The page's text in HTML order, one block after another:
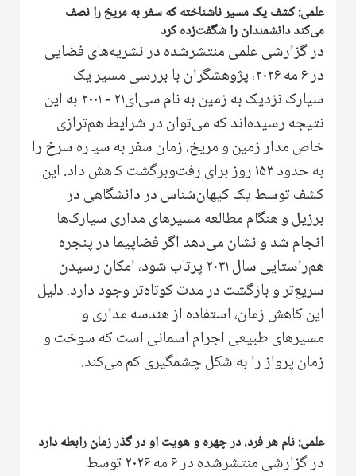
علمی: کشف یک مسیر ناشناخته که سفر به مریخ را نصف
می‌کند دانشمندان را شگفت‌زده کرد
در گزارشی علمی منتشرشده در نشریه‌های فضایی
در ۶ مه ۲۰۲۶، پژوهشگران با بررسی مسیر یک
سیارک نزدیک به زمین به نام سی‌ای۲۱ - ۲۰۰۱ به این
نتیجه رسیده‌اند که می‌توان در شرایط هم‌ترازی
خاص مدار زمین و مریخ، زمان سفر به سیاره سرخ را
به حدود ۱۵۳ روز برای رفت‌وبرگشت کاهش داد. این
کشف توسط یک کیهان‌شناس در دانشگاهی در
برزیل و هنگام مطالعه مسیرهای مداری سیارک‌ها
انجام شد و نشان می‌دهد اگر فضاپیما در پنجره
هم‌راستایی سال ۲۰۳۱ پرتاب شود، امکان رسیدن
سریع‌تر و بازگشت در مدت کوتاه‌تر وجود دارد. دلیل
این کاهش زمان، استفاده از هندسه مداری و
مسیرهای طبیعی اجرام آسمانی است که سوخت و
زمان پرواز را به شکل چشمگیری کم می‌کند.
علمی: نام هر فرد، در چهره و هویت او در گذر زمان رابطه دارد
در گزارشی منتشرشده در ۶ مه ۲۰۲۶ توسط